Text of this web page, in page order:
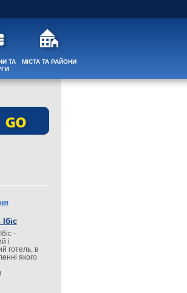
ТА
МІСТА ТА РАЙОНИ
-
і
готель, в
якого